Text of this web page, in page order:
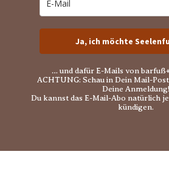
Ja, ich möchte
… und dafür E-Mails von
ACHTUNG: Schau in Dein Mail-
Deine Anmeldung!
Du kannst das E-Mail-Abo natürlich
kündigen.